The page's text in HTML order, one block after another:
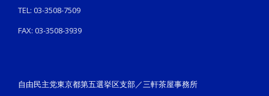
TEL: 03-3508-7509
FAX: 03-3508-3939
自由民主党東京都第五選挙区支部／三軒茶屋事務所